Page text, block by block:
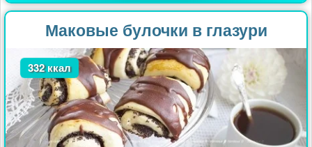
Маковые булочки в глазури
332 ккал